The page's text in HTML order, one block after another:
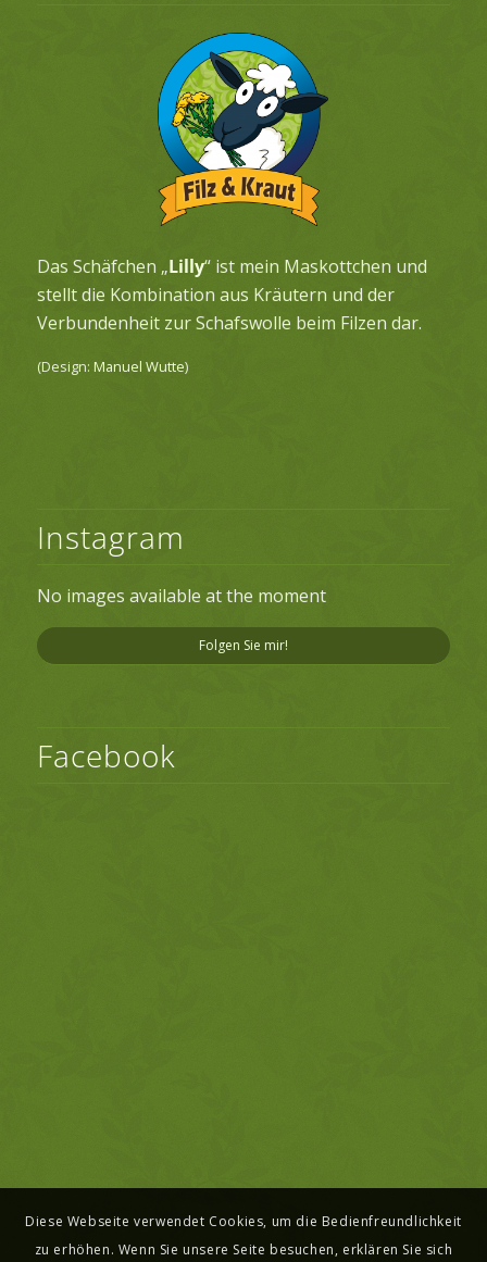
Das Schäfchen „Lilly“ ist mein Maskottchen und
stellt die Kombination aus Kräutern und der
Verbundenheit zur Schafswolle beim Filzen dar.
(Design: Manuel Wutte)
Instagram
No images available at the moment
Folgen Sie mir!
Facebook
Diese Webseite verwendet Cookies, um die Bedienfreundlichkeit
zu erhöhen. Wenn Sie unsere Seite besuchen, erklären Sie sich